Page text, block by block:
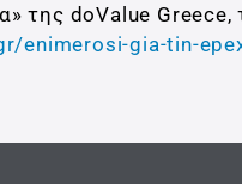
της doValue
enimerosi-gia-tin-